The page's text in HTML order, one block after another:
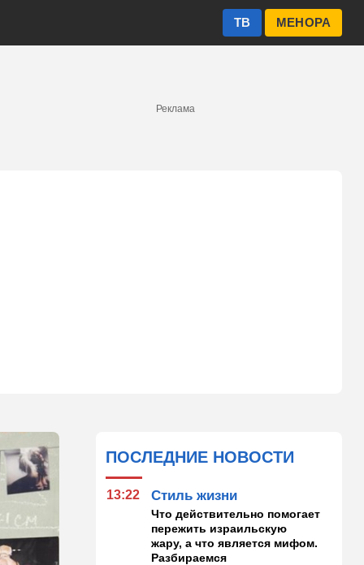
МЕНОРА
ТВ
Реклама
ПОСЛЕДНИЕ НОВОСТИ
13:22 Стиль жизни
Что действительно помогает
пережить израильскую
жару, а что является мифом.
Разбираемся